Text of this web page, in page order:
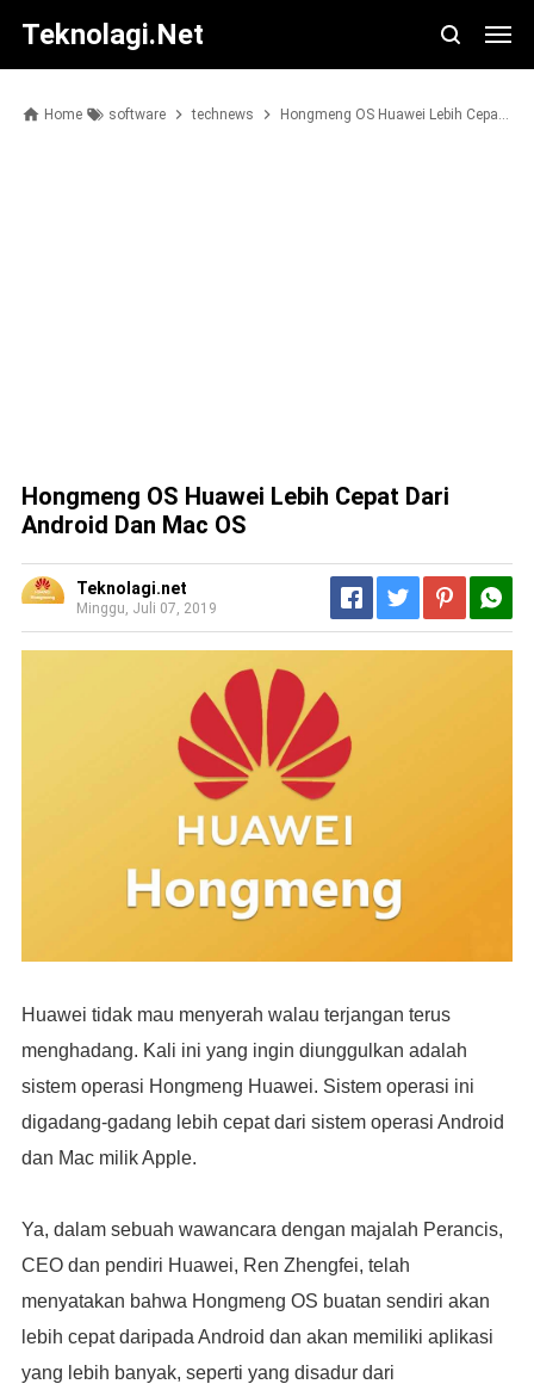
Teknolagi.net
Home software technews Hongmeng OS Huawei Lebih Cepat dari Android dan Mac OS
Hongmeng OS Huawei Lebih Cepat Dari
Android Dan Mac OS
Teknolagi.net
Minggu, Juli 07, 2019
Huawei tidak mau menyerah walau terjangan terus
menghadang. Kali ini yang ingin diunggulkan adalah
sistem operasi Hongmeng Huawei. Sistem operasi ini
digadang-gadang lebih cepat dari sistem operasi Android
dan Mac milik Apple.
Ya, dalam sebuah wawancara dengan majalah Perancis,
CEO dan pendiri Huawei, Ren Zhengfei, telah
menyatakan bahwa Hongmeng OS buatan sendiri akan
lebih cepat daripada Android dan akan memiliki aplikasi
yang lebih banyak, seperti yang disadur dari